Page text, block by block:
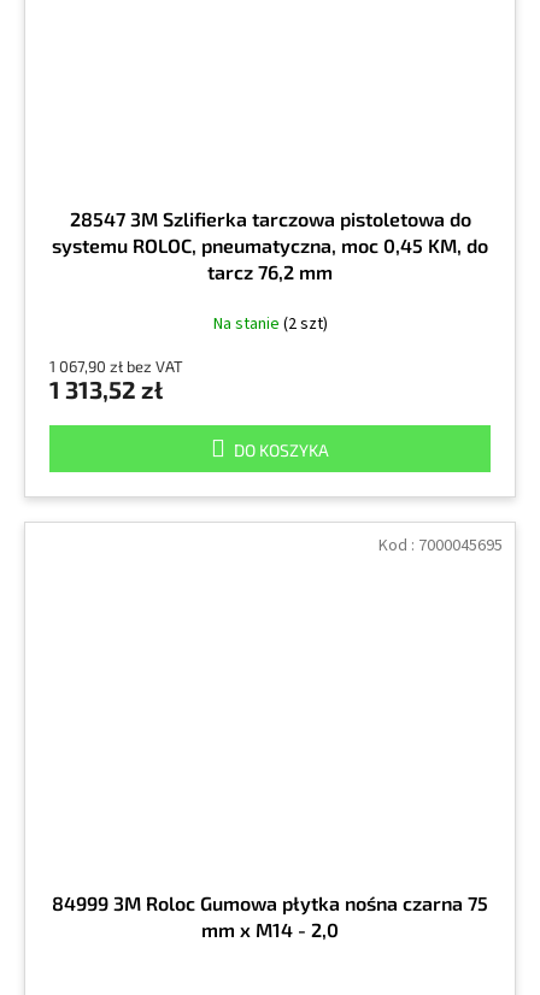
28547 3M Szlifierka tarczowa pistoletowa do
systemu ROLOC, pneumatyczna, moc 0,45 KM, do
tarcz 76,2 mm
Na stanie (2 szt)
1 067,90 zł bez VAT
1 313,52 zł
DO KOSZYKA
84999 3M Roloc Gumowa płytka nośna czarna 75
mm x M14 - 2,0
Kod : 7000045695